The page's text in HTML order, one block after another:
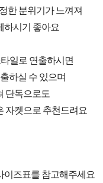
한 분위기가 느껴져
하시기 좋아요
일로 연출하시면
하실 수 있으며
단독으로도
자켓으로 추천드려요
이즈표를 참고해주세요